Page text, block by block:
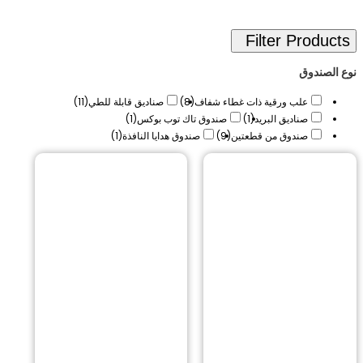
علب ورقية ذات غطاء شفاف (8) صناديق قابلة للطي(11)
صناديق البريد(1) صندوق تاك توب بوكس(1)
صندوق من قطعتين(9) صندوق هدايا النافذة (1)